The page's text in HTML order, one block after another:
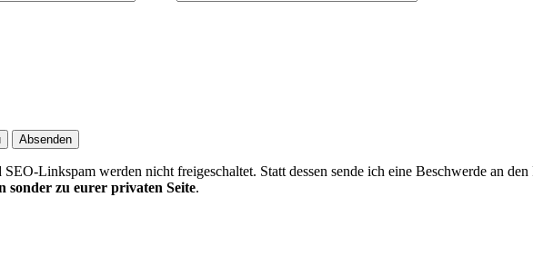
Linkspam werden nicht freigeschaltet. Statt dessen sende ich eine Beschwerde an
sonder zu eurer privaten Seite.